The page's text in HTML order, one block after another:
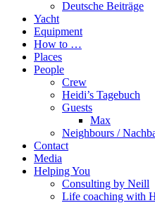
Deutsche Beiträge
Yacht
Equipment
How to …
Places
People
Crew
Heidi’s Tagebuch
Guests
Max
Neighbours /
Contact
Media
Helping You
Consulting by Neill
Life coaching with